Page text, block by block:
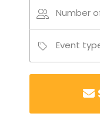
Number
Event